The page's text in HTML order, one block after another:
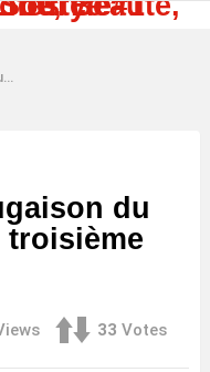
du
troisième
33 Votes